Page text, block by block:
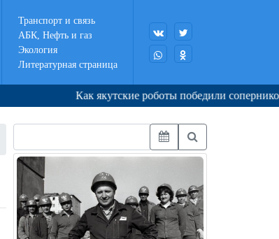
Транспорт и связь
АБК, Нефть и газ
Экология
Литературная страница
Как якутские роботы победили соперников в